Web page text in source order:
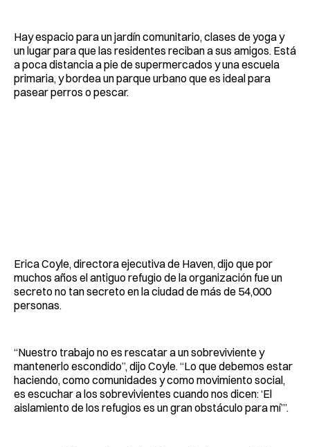
Hay espacio para un jardín comunitario, clases de yoga y
un lugar para que las residentes reciban a sus amigos. Está
a poca distancia a pie de supermercados y una escuela
primaria, y bordea un parque urbano que es ideal para
pasear perros o pescar.
Erica Coyle, directora ejecutiva de Haven, dijo que por
muchos años el antiguo refugio de la organización fue un
secreto no tan secreto en la ciudad de más de 54,000
personas.
“Nuestro trabajo no es rescatar a un sobreviviente y
mantenerlo escondido”, dijo Coyle. “Lo que debemos estar
haciendo, como comunidades y como movimiento social,
es escuchar a los sobrevivientes cuando nos dicen: ‘El
aislamiento de los refugios es un gran obstáculo para mí’”.